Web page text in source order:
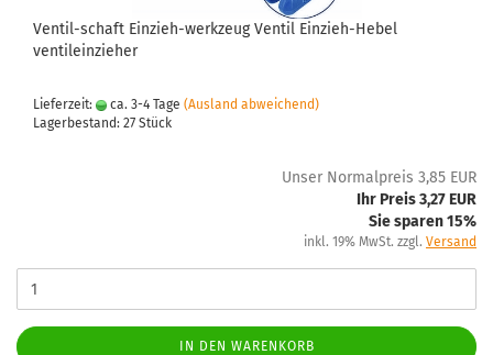
Ventil-schaft Einzieh-werkzeug Ventil Einzieh-Hebel
ventileinzieher
Lieferzeit: ca. 3-4 Tage (Ausland abweichend)
Lagerbestand: 27 Stück
Unser Normalpreis 3,85 EUR
Ihr Preis 3,27 EUR
Sie sparen 15%
inkl. 19% MwSt. zzgl. Versand
IN DEN WARENKORB